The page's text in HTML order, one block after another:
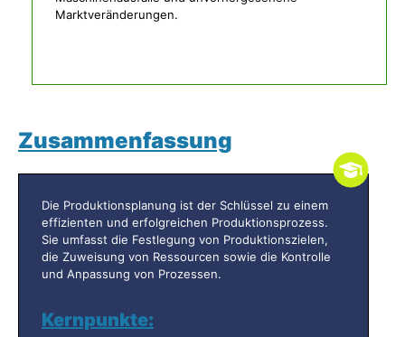
Marktveränderungen.
Zusammenfassung
Die Produktionsplanung ist der Schlüssel zu einem
effizienten und erfolgreichen Produktionsprozess.
Sie umfasst die Festlegung von Produktionszielen,
die Zuweisung von Ressourcen sowie die Kontrolle
und Anpassung von Prozessen.
Kernpunkte: